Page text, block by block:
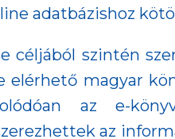
adatbázishoz
céljából szintén
magyar
az e-
az